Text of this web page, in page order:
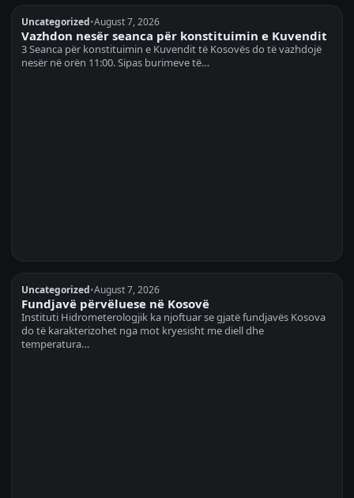
Uncategorized•August 7, 2026
Vazhdon nesër seanca për konstituimin e Kuvendit
3 Seanca për konstituimin e Kuvendit të Kosovës do të vazhdojë
nesër në orën 11:00. Sipas burimeve të…
Uncategorized•August 7, 2026
Fundjavë përvëluese në Kosovë
Instituti Hidrometerologjik ka njoftuar se gjatë fundjavës Kosova
do të karakterizohet nga mot kryesisht me diell dhe
temperatura…